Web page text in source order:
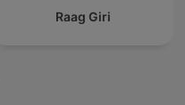
Raag Giri